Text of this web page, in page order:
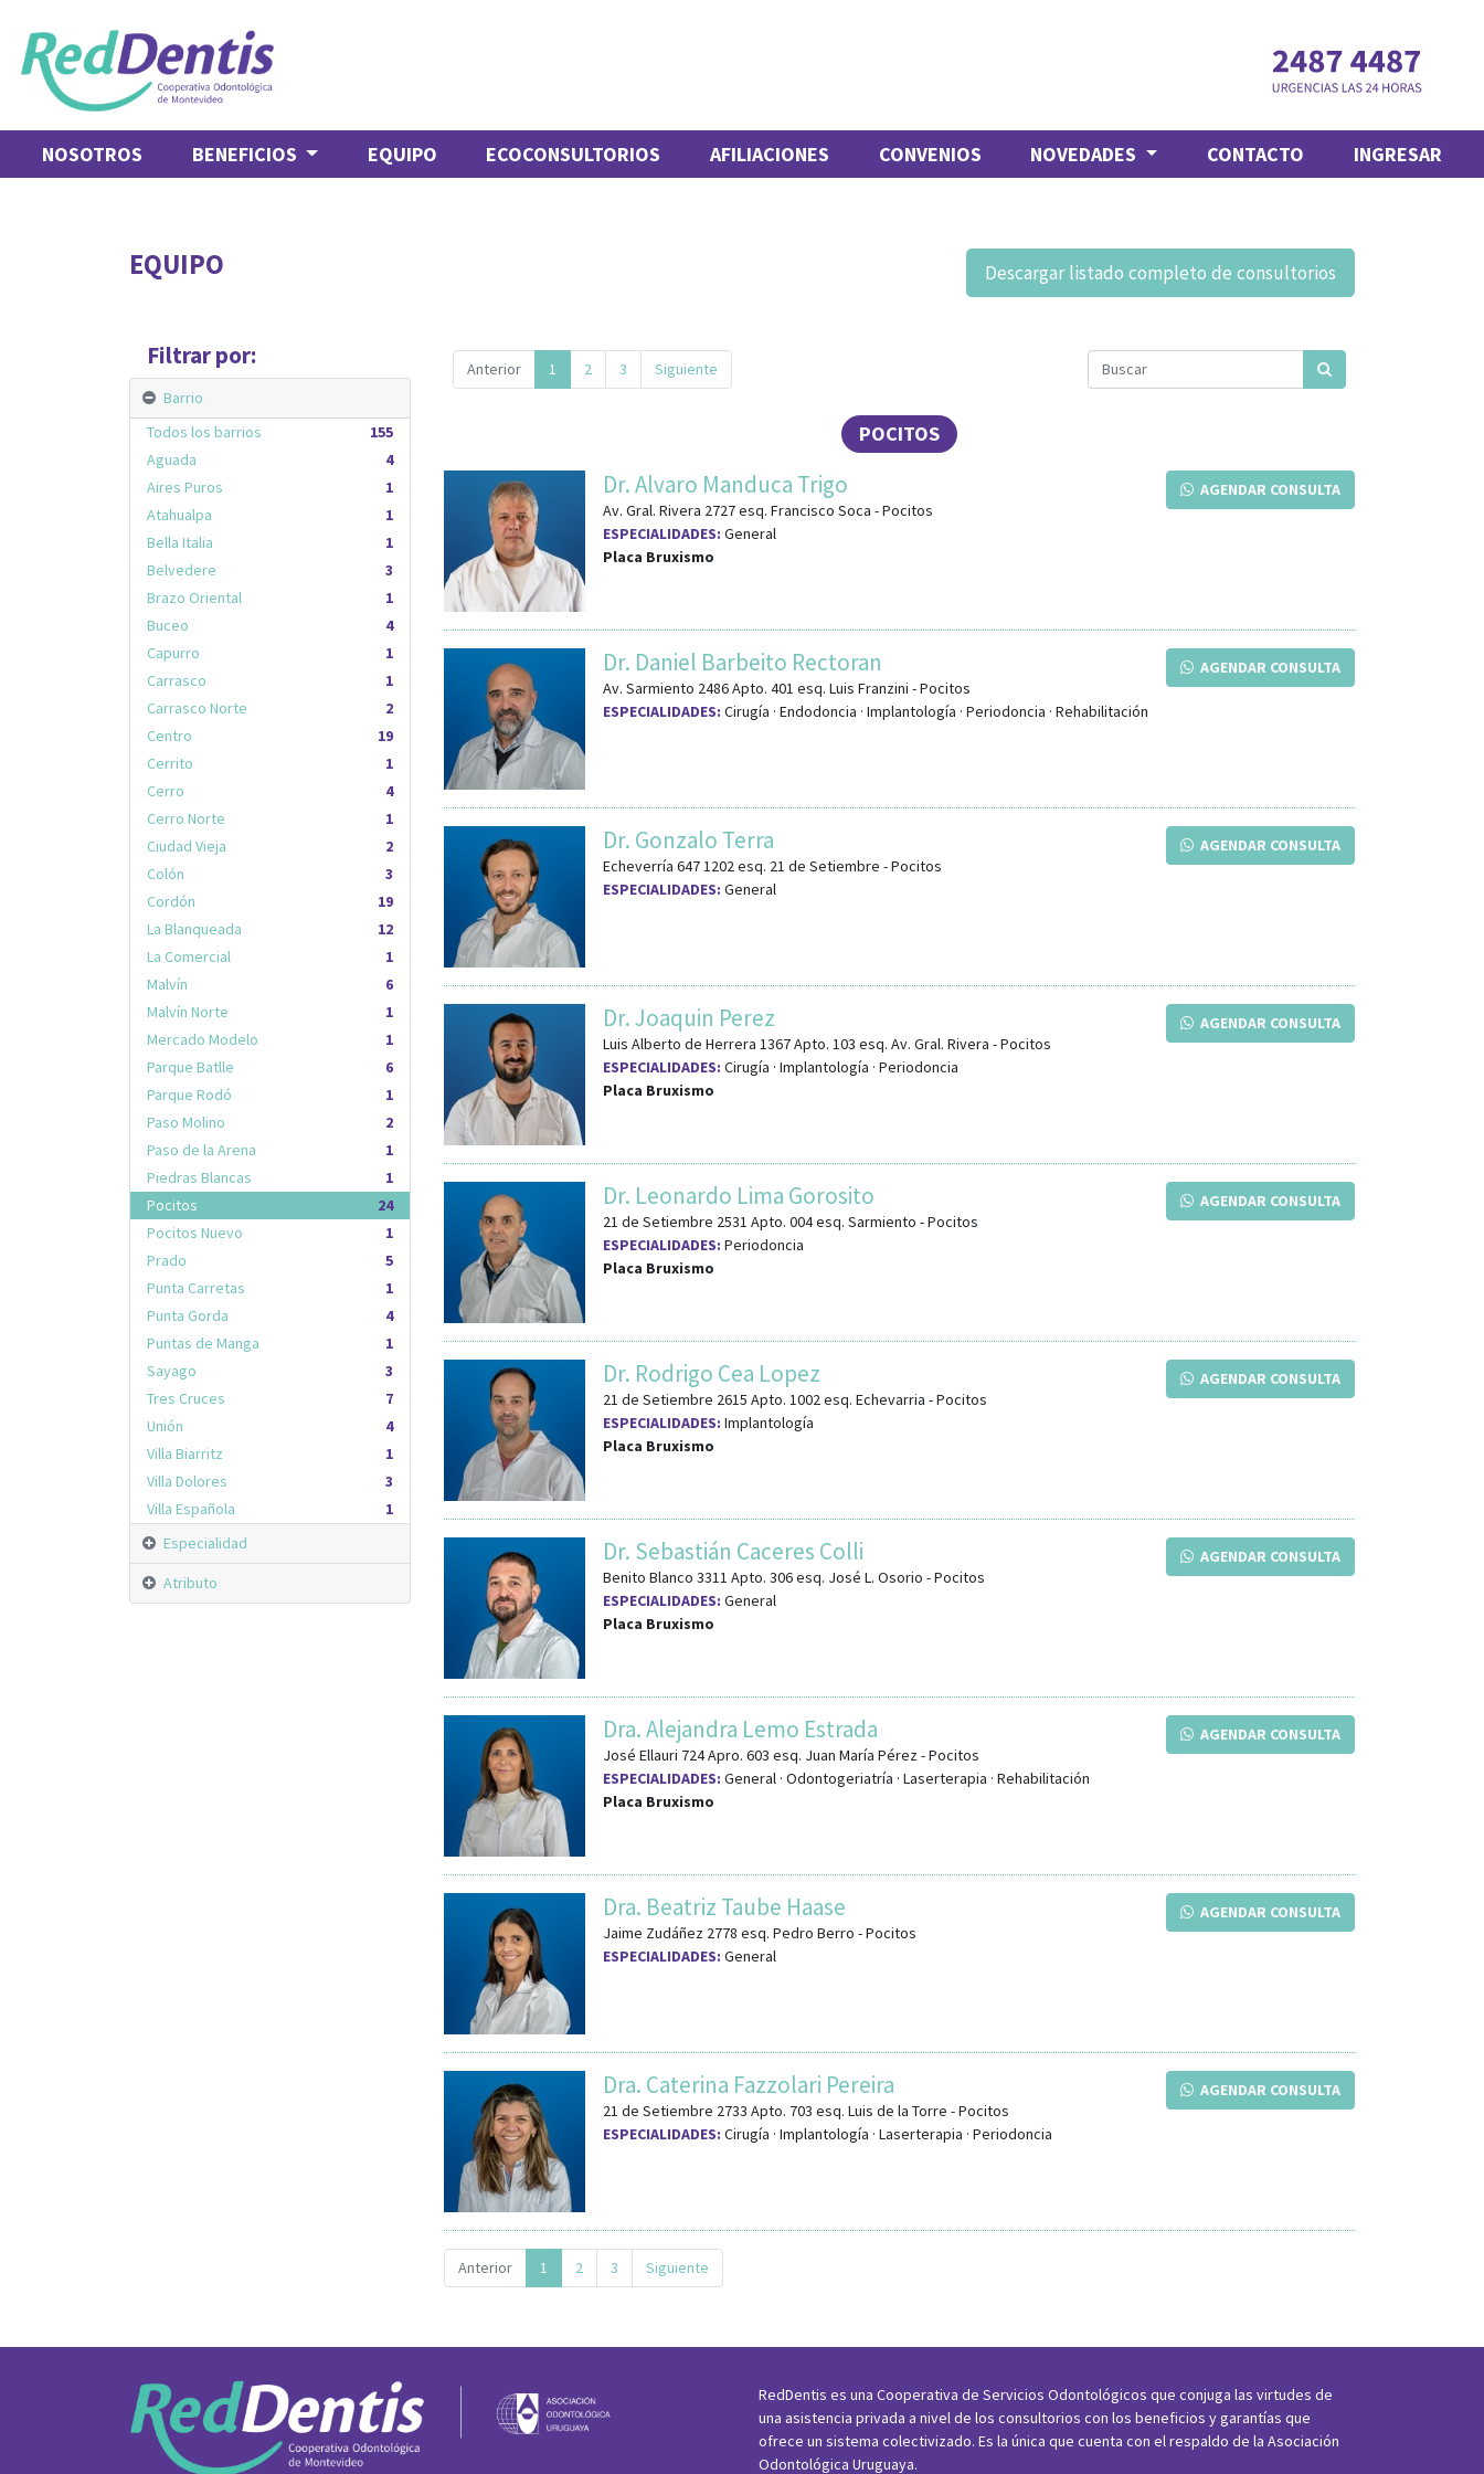
NOSOTROS BENEFICIOS EQUIPO ECOCONSULTORIOS AFILIACIONES CONVENIOS NOVEDADES CONTACTO INGRESAR
EQUIPO Descargar listado completo de consultorios
Filtrar por:
Barrio
155
Todos los barrios
4
Aguada
1
Aires Puros
1
Atahualpa
1
Bella Italia
3
Belvedere
1
Brazo Oriental
4
Buceo
1
Capurro
1
Carrasco
2
Carrasco Norte
19
Centro
1
Cerrito
4
Cerro
1
Cerro Norte
2
Ciudad Vieja
3
Colón
19
Cordón
12
La Blanqueada
1
La Comercial
6
Malvín
1
Malvín Norte
1
Mercado Modelo
6
Parque Batlle
1
Parque Rodó
2
Paso Molino
1
Paso de la Arena
1
Piedras Blancas
24
Pocitos
1
Pocitos Nuevo
5
Prado
1
Punta Carretas
4
Punta Gorda
1
Puntas de Manga
3
Sayago
7
Tres Cruces
4
Unión
1
Villa Biarritz
3
Villa Dolores
1
Villa Española
Especialidad
Atributo
Anterior 1 2 3 Siguiente
POCITOS
AGENDAR CONSULTA
Dr. Alvaro Manduca Trigo
Av. Gral. Rivera 2727esq. Francisco Soca -Pocitos
ESPECIALIDADES: General
Placa Bruxismo
AGENDAR CONSULTA
Dr. Daniel Barbeito Rectoran
Av. Sarmiento 2486 Apto. 401 esq. Luis Franzini -Pocitos
ESPECIALIDADES: Cirugía · Endodoncia · Implantología · Periodoncia · Rehabilitación
AGENDAR CONSULTA
Dr. Gonzalo Terra
Echeverría 647 1202esq. 21 de Setiembre -Pocitos
ESPECIALIDADES: General
AGENDAR CONSULTA
Dr. Joaquin Perez
Luis Alberto de Herrera 1367 Apto. 103 esq. Av. Gral. Rivera -Pocitos
ESPECIALIDADES: Cirugía · Implantología · Periodoncia
Placa Bruxismo
AGENDAR CONSULTA
Dr. Leonardo Lima Gorosito
21 de Setiembre 2531 Apto. 004esq. Sarmiento -Pocitos
ESPECIALIDADES: Periodoncia
Placa Bruxismo
AGENDAR CONSULTA
Dr. Rodrigo Cea Lopez
21 de Setiembre 2615 Apto. 1002esq. Echevarria -Pocitos
ESPECIALIDADES: Implantología
Placa Bruxismo
AGENDAR CONSULTA
Dr. Sebastián Caceres Colli
Benito Blanco 3311 Apto. 306esq. José L. Osorio -Pocitos
ESPECIALIDADES: General
Placa Bruxismo
AGENDAR CONSULTA
Dra. Alejandra Lemo Estrada
José Ellauri 724 Apro. 603 esq. Juan María Pérez-Pocitos
ESPECIALIDADES: General · Odontogeriatría · Laserterapia · Rehabilitación
Placa Bruxismo
AGENDAR CONSULTA
Dra. Beatriz Taube Haase
Jaime Zudáñez 2778 esq. Pedro Berro -Pocitos
ESPECIALIDADES: General
AGENDAR CONSULTA
Dra. Caterina Fazzolari Pereira
21 de Setiembre 2733 Apto. 703 esq. Luis de la Torre -Pocitos
ESPECIALIDADES: Cirugía · Implantología · Laserterapia · Periodoncia
Anterior 1 2 3 Siguiente
RedDentis es una Cooperativa de Servicios Odontológicos que conjuga las virtudes de
una asistencia privada a nivel de los consultorios con los beneficios y garantías que
ofrece un sistema colectivizado. Es la única que cuenta con el respaldo de la Asociación
Odontológica Uruguaya.